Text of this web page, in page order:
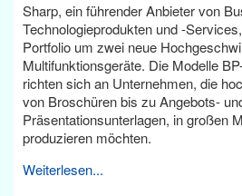
Sharp, ein führender Anbieter von
Technologieprodukten und -
Portfolio um zwei neue
Multifunktionsgeräte. Die Modelle
richten sich an Unternehmen, die
von Broschüren bis zu Angebots-
Präsentationsunterlagen, in großen
produzieren möchten.
Weiterlesen...